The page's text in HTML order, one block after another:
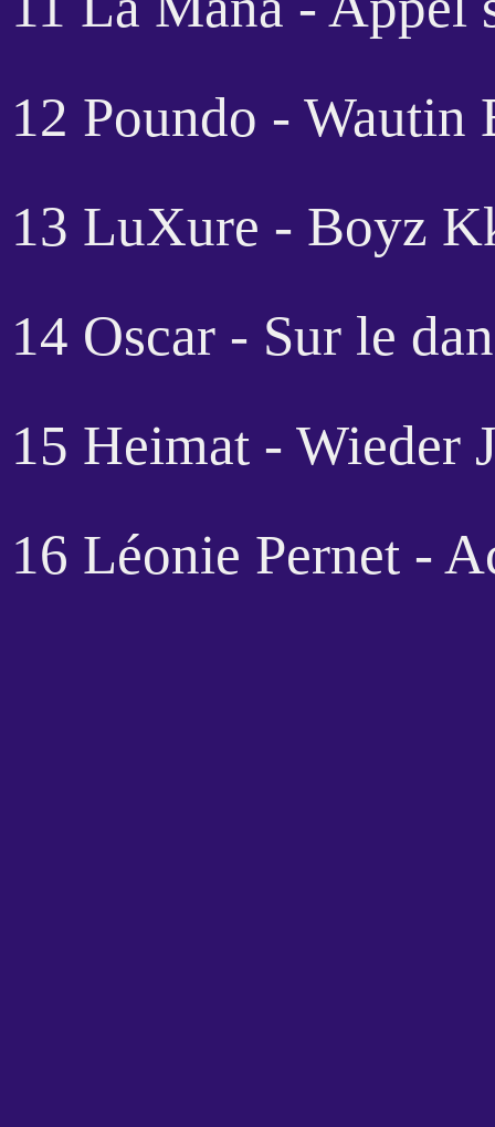
12 Poundo - Wautin
13 LuXure - Boyz
14 Oscar - Sur le
15 Heimat - Wieder
16 Léonie Pernet -